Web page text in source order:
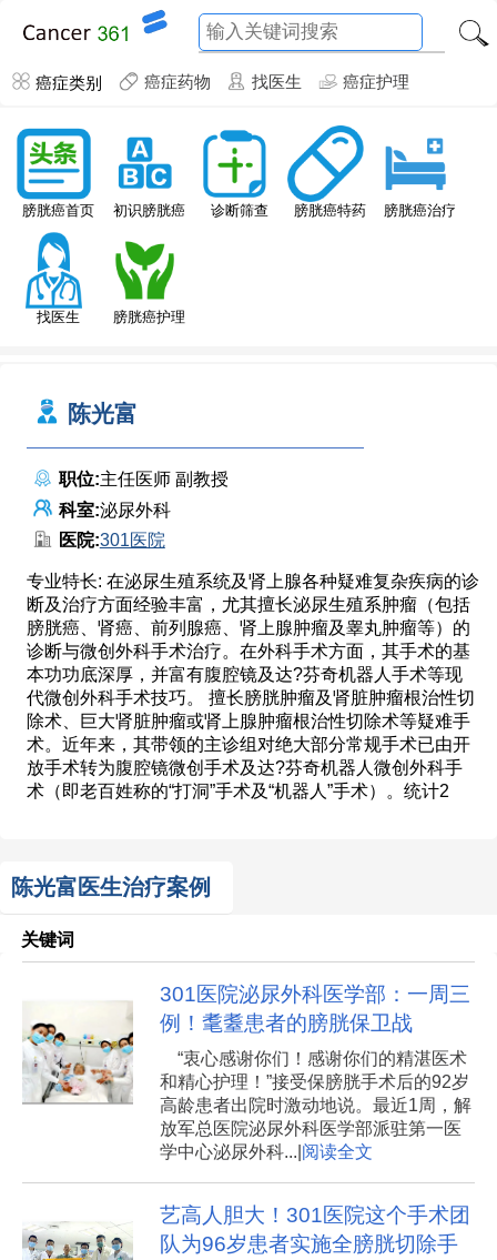
癌症类别 癌症药物 找医生 癌症护理
膀胱癌首页 初识膀胱癌 诊断筛查 膀胱癌特药 膀胱癌治疗
找医生 膀胱癌护理
陈光富
职位:主任医师 副教授
科室:泌尿外科
医院:301医院
专业特长: 在泌尿生殖系统及肾上腺各种疑难复杂疾病的诊
断及治疗方面经验丰富，尤其擅长泌尿生殖系肿瘤（包括
膀胱癌、肾癌、前列腺癌、肾上腺肿瘤及睾丸肿瘤等）的
诊断与微创外科手术治疗。在外科手术方面，其手术的基
本功功底深厚，并富有腹腔镜及达?芬奇机器人手术等现
代微创外科手术技巧。 擅长膀胱肿瘤及肾脏肿瘤根治性切
除术、巨大肾脏肿瘤或肾上腺肿瘤根治性切除术等疑难手
术。近年来，其带领的主诊组对绝大部分常规手术已由开
放手术转为腹腔镜微创手术及达?芬奇机器人微创外科手
术（即老百姓称的“打洞”手术及“机器人”手术）。统计2
陈光富医生治疗案例
关键词
301医院泌尿外科医学部：一周三
例！耄耋患者的膀胱保卫战
“衷心感谢你们！感谢你们的精湛医术
和精心护理！”接受保膀胱手术后的92岁
高龄患者出院时激动地说。最近1周，解
放军总医院泌尿外科医学部派驻第一医
学中心泌尿外科...| 阅读全文
艺高人胆大！301医院这个手术团
队为96岁患者实施全膀胱切除手